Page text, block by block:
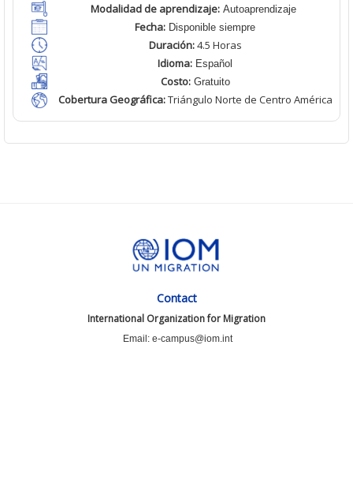
Modalidad de aprendizaje: Autoaprendizaje
Fecha: Disponible siempre
Duración:4.5 Horas
Idioma: Español
Costo:Gratuito
Cobertura Geográfica:Triángulo Norte de Centro América
Contact
International Organization for Migration
Email: e-campus@iom.int